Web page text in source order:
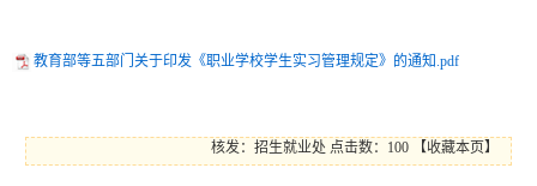
教育部等五部门关于印发《职业学校学生实习管理规定》的通知.pdf
核发：招生就业处 点击数：100 【收藏本页】